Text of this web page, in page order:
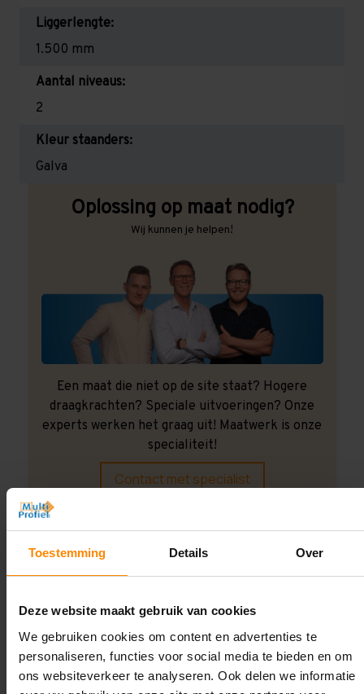
Toestemming Details Over
Deze website maakt gebruik van cookies
We gebruiken cookies om content en advertenties te
personaliseren, functies voor social media te bieden en om
ons websiteverkeer te analyseren. Ook delen we informatie
Liggerlengte:
1.500 mm
Aantal niveaus:
2
Kleur staanders:
Galva
Oplossing op maat nodig?
Wij kunnen je helpen!
Een maat die niet op de site staat? Hogere
draagkrachten? Speciale uitvoeringen? Onze
experts werken het graag uit! Maatwerk is onze
specialiteit!
Contact met specialist
Montage uitbesteden?
Laat ons het doen!